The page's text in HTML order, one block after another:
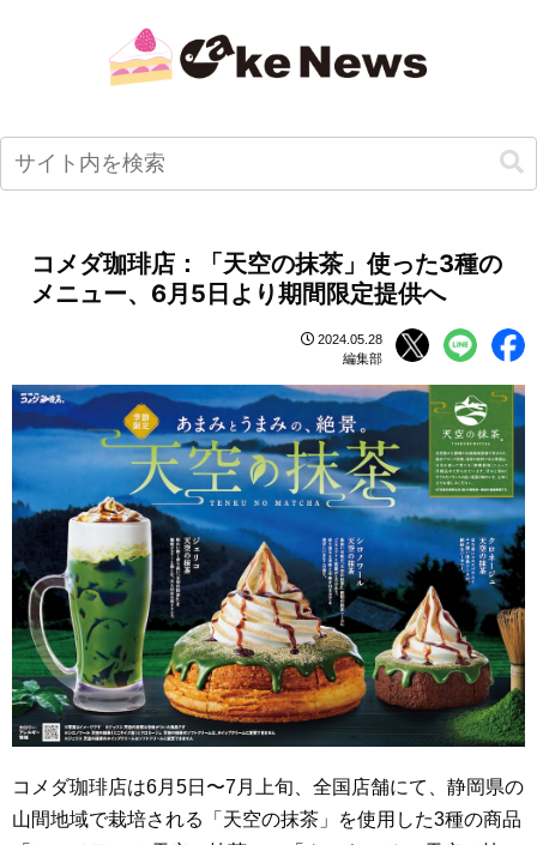
コメダ珈琲店：「天空の抹茶」使った3種の
メニュー、6月5日より期間限定提供へ
2024.05.28
編集部
コメダ珈琲店は6月5日〜7月上旬、全国店舗にて、静岡県の
山間地域で栽培される「天空の抹茶」を使用した3種の商品